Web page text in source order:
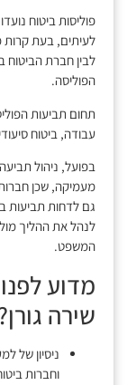
פוליסות ביטוח
לעיתים, בעת קרות
לבין חברת הביטוח
הפוליסה.
תחום תביעות
עבודה, ביטוח
בפועל, ניהול
מעמיקה, שכן
גם לדחות תביעות
לנהל את ההליך
המשפט.
מדוע
שירה
וחברות